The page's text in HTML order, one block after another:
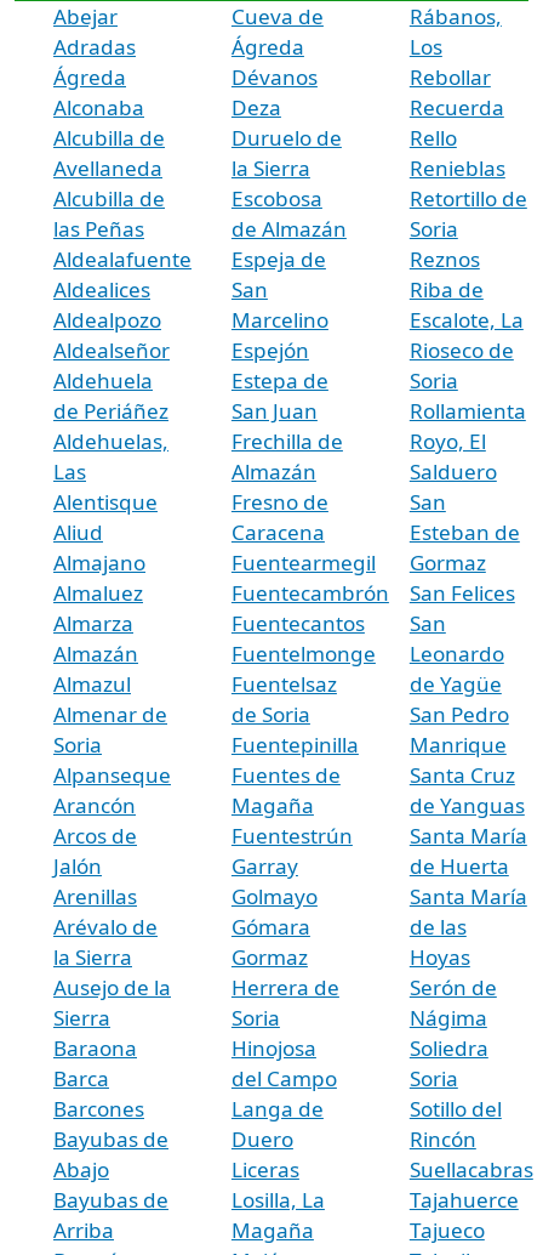
Abejar
Adradas
Ágreda
Alconaba
Alcubilla de
Avellaneda
Alcubilla de
las Peñas
Aldealafuente
Aldealices
Aldealpozo
Aldealseñor
Aldehuela
de Periáñez
Aldehuelas,
Las
Alentisque
Aliud
Almajano
Almaluez
Almarza
Almazán
Almazul
Almenar de
Soria
Alpanseque
Arancón
Arcos de
Jalón
Arenillas
Arévalo de
la Sierra
Ausejo de la
Sierra
Baraona
Barca
Barcones
Bayubas de
Abajo
Bayubas de
Arriba
Cueva de
Ágreda
Dévanos
Deza
Duruelo de
la Sierra
Escobosa
de Almazán
Espeja de
San
Marcelino
Espejón
Estepa de
San Juan
Frechilla de
Almazán
Fresno de
Caracena
Fuentearmegil
Fuentecambrón
Fuentecantos
Fuentelmonge
Fuentelsaz
de Soria
Fuentepinilla
Fuentes de
Magaña
Fuentestrún
Garray
Golmayo
Gómara
Gormaz
Herrera de
Soria
Hinojosa
del Campo
Langa de
Duero
Liceras
Losilla, La
Magaña
Rábanos,
Los
Rebollar
Recuerda
Rello
Renieblas
Retortillo de
Soria
Reznos
Riba de
Escalote, La
Rioseco de
Soria
Rollamienta
Royo, El
Salduero
San
Esteban de
Gormaz
San Felices
San
Leonardo
de Yagüe
San Pedro
Manrique
Santa Cruz
de Yanguas
Santa María
de Huerta
Santa María
de las
Hoyas
Serón de
Nágima
Soliedra
Soria
Sotillo del
Rincón
Suellacabras
Tajahuerce
Tajueco